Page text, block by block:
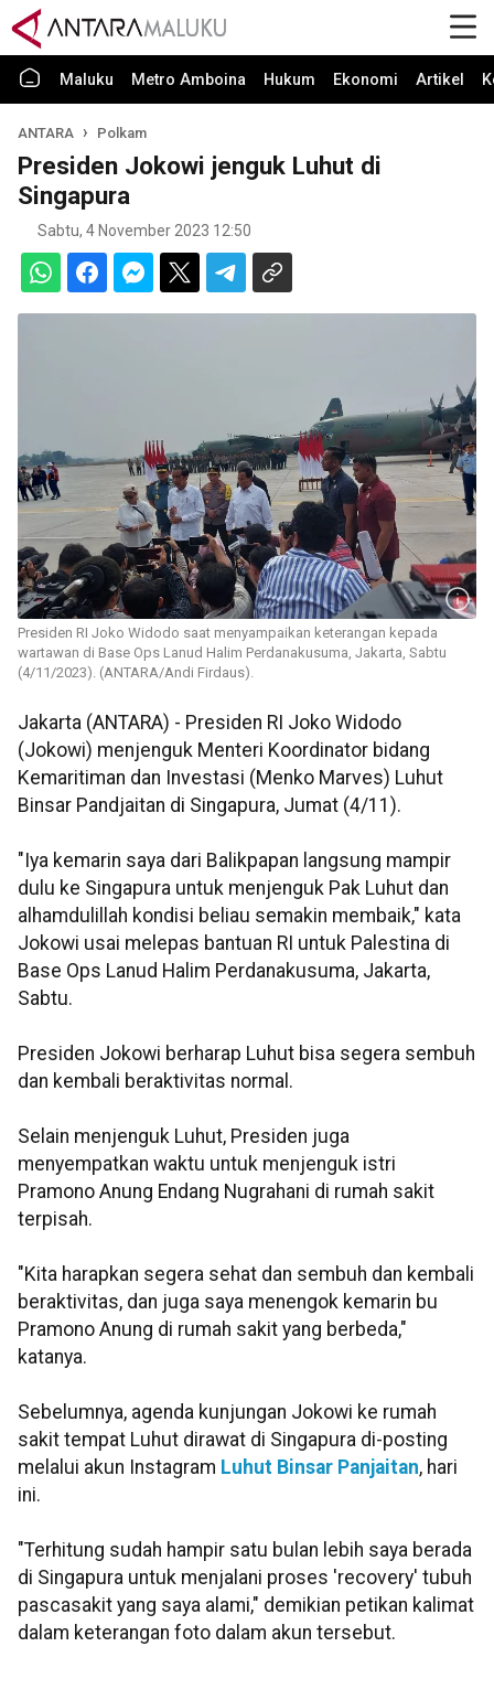
Maluku Metro Amboina Hukum Ekonomi Artikel
ANTARA Polkam
Presiden Jokowi jenguk Luhut di
Singapura
Sabtu, 4 November 2023 12:50
Presiden RI Joko Widodo saat menyampaikan keterangan kepada
wartawan di Base Ops Lanud Halim Perdanakusuma, Jakarta, Sabtu
(4/11/2023). (ANTARA/Andi Firdaus).
Jakarta (ANTARA) - Presiden RI Joko Widodo
(Jokowi) menjenguk Menteri Koordinator bidang
Kemaritiman dan Investasi (Menko Marves) Luhut
Binsar Pandjaitan di Singapura, Jumat (4/11).
"Iya kemarin saya dari Balikpapan langsung mampir
dulu ke Singapura untuk menjenguk Pak Luhut dan
alhamdulillah kondisi beliau semakin membaik," kata
Jokowi usai melepas bantuan RI untuk Palestina di
Base Ops Lanud Halim Perdanakusuma, Jakarta,
Sabtu.
Presiden Jokowi berharap Luhut bisa segera sembuh
dan kembali beraktivitas normal.
Selain menjenguk Luhut, Presiden juga
menyempatkan waktu untuk menjenguk istri
Pramono Anung Endang Nugrahani di rumah sakit
terpisah.
"Kita harapkan segera sehat dan sembuh dan kembali
beraktivitas, dan juga saya menengok kemarin bu
Pramono Anung di rumah sakit yang berbeda,"
katanya.
Sebelumnya, agenda kunjungan Jokowi ke rumah
sakit tempat Luhut dirawat di Singapura di-posting
melalui akun Instagram Luhut Binsar Panjaitan, hari
ini.
"Terhitung sudah hampir satu bulan lebih saya berada
di Singapura untuk menjalani proses 'recovery' tubuh
pascasakit yang saya alami," demikian petikan kalimat
dalam keterangan foto dalam akun tersebut.